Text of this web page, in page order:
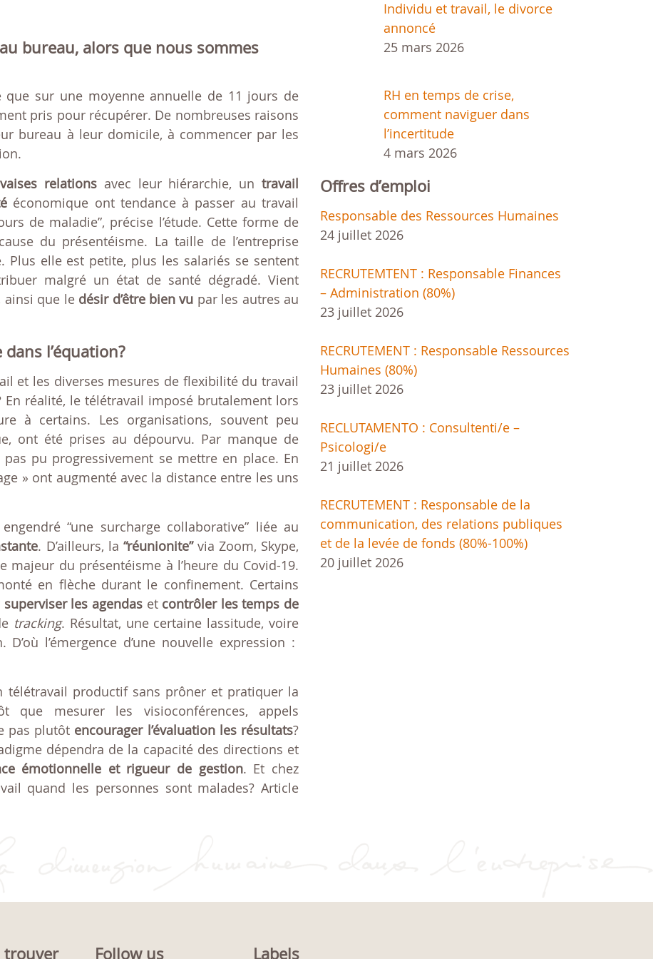
bureau, alors que nous sommes
que sur une moyenne annuelle de 11 jours de
pris pour récupérer. De nombreuses raisons
bureau à leur domicile, à commencer par les
relationsavec leur hiérarchie, un travail
économique ont tendance à passer au travail
de maladie”, précise l’étude. Cette forme de
du présentéisme. La taille de l’entreprise
Plus elle est petite, plus les salariés se sentent
malgré un état de santé dégradé. Vient
ainsi que le désir d’être bien vu par les autres au
l’équation?
et les diverses mesures de flexibilité du travail
En réalité, le télétravail imposé brutalement lors
à certains. Les organisations, souvent peu
ont été prises au dépourvu. Par manque de
pas pu progressivement se mettre en place. En
» ont augmenté avec la distance entre les uns
“une surcharge collaborative” liée au
. D’ailleurs, la “réunionite”via Zoom, Skype,
majeur du présentéisme à l’heure du Covid-19.
en flèche durant le confinement. Certains
superviser les agendaset contrôler les temps de
tracking. Résultat, une certaine lassitude, voire
l’émergence d’une nouvelle expression :
télétravail productif sans prôner et pratiquer la
que mesurer les visioconférences, appels
pas plutôt encourager l’évaluation les résultats?
dépendra de la capacité des directions et
émotionnelle et rigueur de gestion. Et chez
quand les personnes sont malades? Article
Individu et travail, le divorce
annoncé
25 mars 2026
RH en temps de crise,
comment naviguer dans
l’incertitude
4 mars 2026
Offres d’emploi
Responsable des Ressources Humaines
24 juillet 2026
RECRUTEMTENT : Responsable Finances
– Administration (80%)
23 juillet 2026
RECRUTEMENT : Responsable Ressources
Humaines (80%)
23 juillet 2026
RECLUTAMENTO : Consultenti/e –
Psicologi/e
21 juillet 2026
RECRUTEMENT : Responsable de la
communication, des relations publiques
et de la levée de fonds (80%-100%)
20 juillet 2026
trouver Follow us Labels